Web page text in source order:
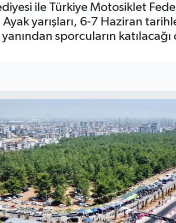
ile Türkiye Motosiklet
Ayak yarışları, 6-7 Haziran
sporcuların